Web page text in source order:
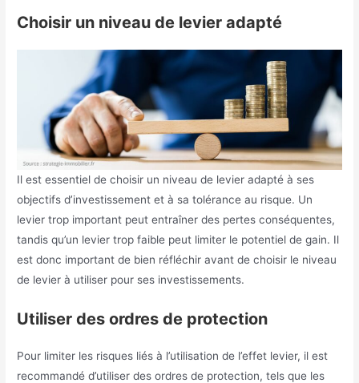
Choisir un niveau de levier adapté
Il est essentiel de choisir un niveau de levier adapté à ses
objectifs d’investissement et à sa tolérance au risque. Un
levier trop important peut entraîner des pertes conséquentes,
tandis qu’un levier trop faible peut limiter le potentiel de gain. Il
est donc important de bien réfléchir avant de choisir le niveau
de levier à utiliser pour ses investissements.
Utiliser des ordres de protection
Pour limiter les risques liés à l’utilisation de l’effet levier, il est
recommandé d’utiliser des ordres de protection, tels que les